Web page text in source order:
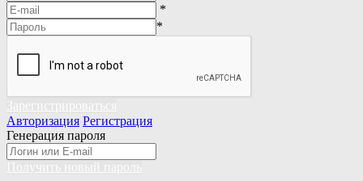
*
*
Зарегистрироваться
Авторизация Регистрация
Генерация пароля
Получить новый пароль